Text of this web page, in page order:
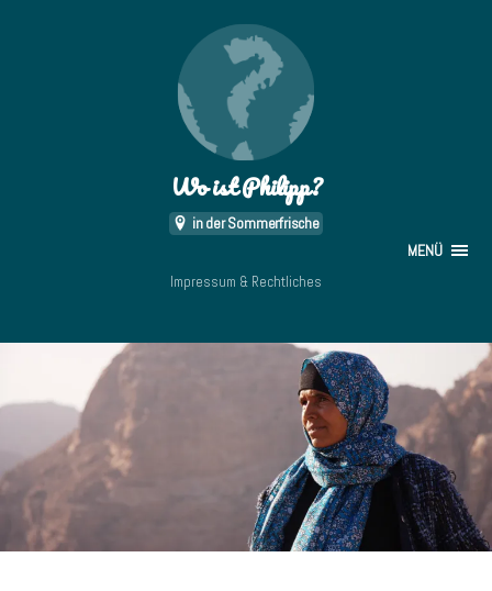
Wo ist Philipp?
in der Sommerfrische
MENÜ
Impressum & Rechtliches